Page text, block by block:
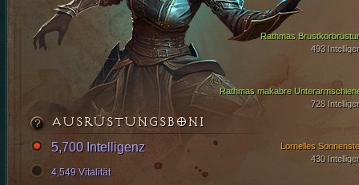
Rathmas
493
Rathmas makabre
728
Lornelles
430
AUSRÜSTUNGSBONI
5,700 Intelligenz
4,549 Vitalität